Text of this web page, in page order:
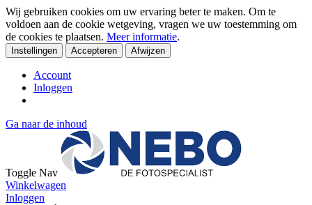
Wij gebruiken cookies om uw ervaring beter te maken. Om te
voldoen aan de cookie wetgeving, vragen we uw toestemming om
de cookies te plaatsen. Meer informatie.
Instellingen Accepteren Afwijzen
Account
Inloggen
Ga naar de inhoud
Toggle Nav
Winkelwagen
Inloggen